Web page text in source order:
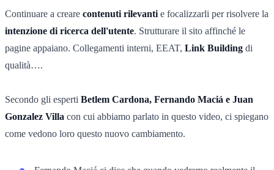
Continuare a creare contenuti rilevanti e focalizzarli per risolvere la
intenzione di ricerca dell'utente. Strutturare il sito affinché le
pagine appaiano. Collegamenti interni, EEAT, Link Building di
qualità….
Secondo gli esperti Betlem Cardona, Fernando Maciá e Juan
Gonzalez Villa con cui abbiamo parlato in questo video, ci spiegano
come vedono loro questo nuovo cambiamento.